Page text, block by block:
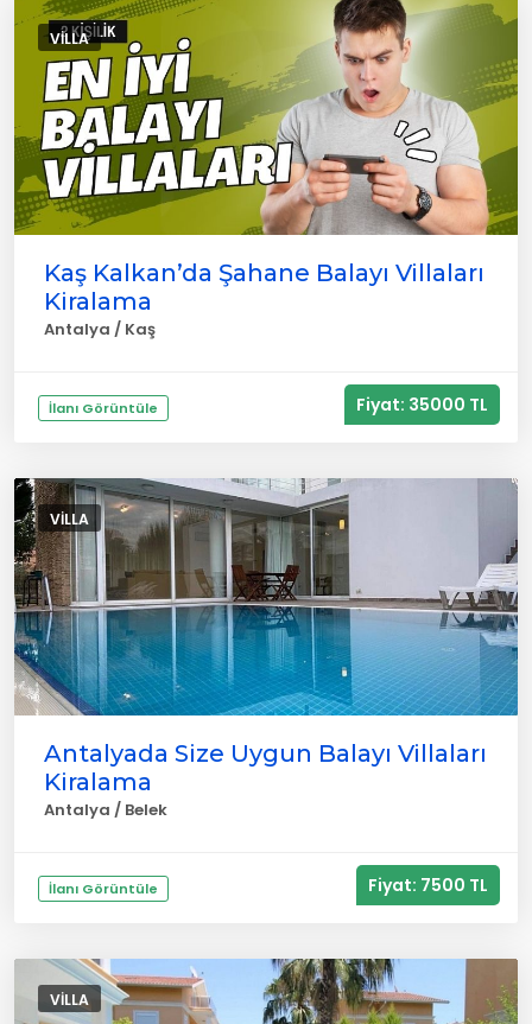
VILLA
Kaş Kalkan’da Şahane Balayı Villaları
Kiralama
Antalya / Kaş
İlanı Görüntüle Fiyat: 35000 TL
VILLA
Antalyada Size Uygun Balayı Villaları
Kiralama
Antalya / Belek
İlanı Görüntüle Fiyat: 7500 TL
VILLA